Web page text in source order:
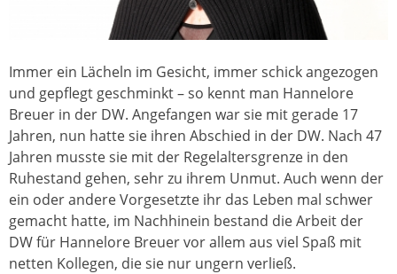
Immer ein Lächeln im Gesicht, immer schick angezogen
und gepflegt geschminkt – so kennt man Hannelore
Breuer in der DW. Angefangen war sie mit gerade 17
Jahren, nun hatte sie ihren Abschied in der DW. Nach 47
Jahren musste sie mit der Regelaltersgrenze in den
Ruhestand gehen, sehr zu ihrem Unmut. Auch wenn der
ein oder andere Vorgesetzte ihr das Leben mal schwer
gemacht hatte, im Nachhinein bestand die Arbeit der
DW für Hannelore Breuer vor allem aus viel Spaß mit
netten Kollegen, die sie nur ungern verließ.